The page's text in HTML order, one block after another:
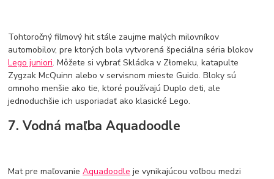
Tohtoročný filmový hit stále zaujme malých milovníkov
automobilov, pre ktorých bola vytvorená špeciálna séria blokov
Lego juniori. Môžete si vybrať Skládka v Złomeku, katapulte
Zygzak McQuinn alebo v servisnom mieste Guido. Bloky sú
omnoho menšie ako tie, ktoré používajú Duplo deti, ale
jednoduchšie ich usporiadať ako klasické Lego.
7. Vodná maľba Aquadoodle
Mat pre maľovanieAquadoodle je vynikajúcou voľbou medzi